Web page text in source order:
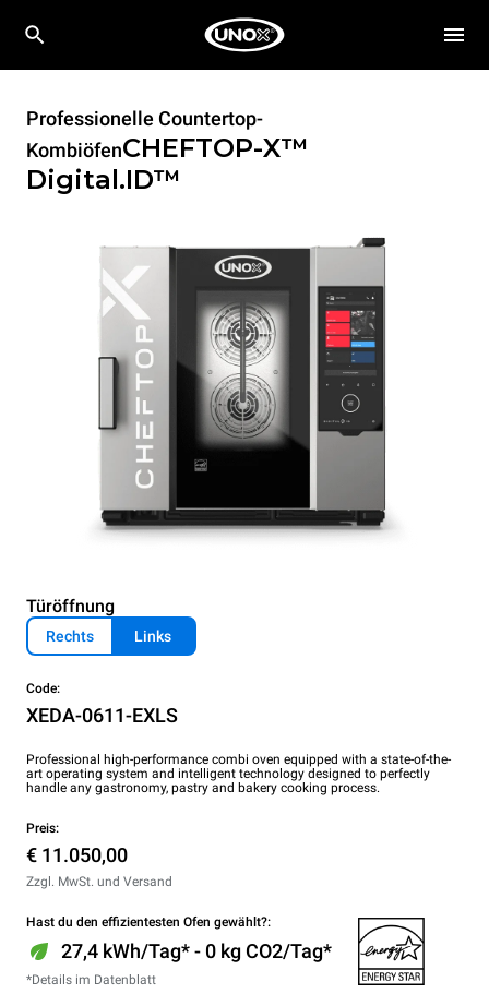
Professionelle Countertop-
KombiöfenCHEFTOP-X™
Digital.ID™
Türöffnung
Rechts Links
Code:
XEDA-0611-EXLS
Professional high-performance combi oven equipped with a state-of-the-
art operating system and intelligent technology designed to perfectly
handle any gastronomy, pastry and bakery cooking process.
Preis:
€ 11.050,00
Zzgl. MwSt. und Versand
Hast du den effizientesten Ofen gewählt?:
27,4 kWh/Tag* - 0 kg CO2/Tag*
*Details im Datenblatt